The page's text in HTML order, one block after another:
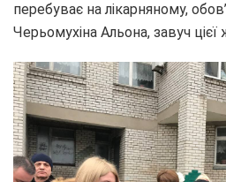
перебуває на лікарняному,
Черьомухіна Альона, завуч